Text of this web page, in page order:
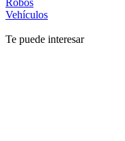
Robos
Vehículos
Te puede interesar